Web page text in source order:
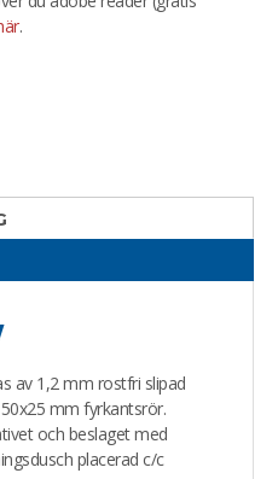
.
av 1,2 mm rostfri slipad
mm fyrkantsrör.
och beslaget med
placerad c/c